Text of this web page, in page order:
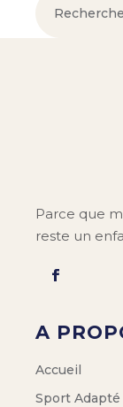
Parce que
reste un
A
Accueil
Sport Adapté